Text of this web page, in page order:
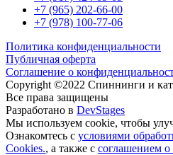
+7 (965) 202-66-00
+7 (978) 100-77-06
Политика конфиденциальности
Публичная оферта
Соглашение о
Copyright ©2022 Спиннинги и
Все права защищены
Разработано в DevStages
Мы используем cookie, чтобы
Ознакомтесь с условиями
Cookies., а также с соглашением